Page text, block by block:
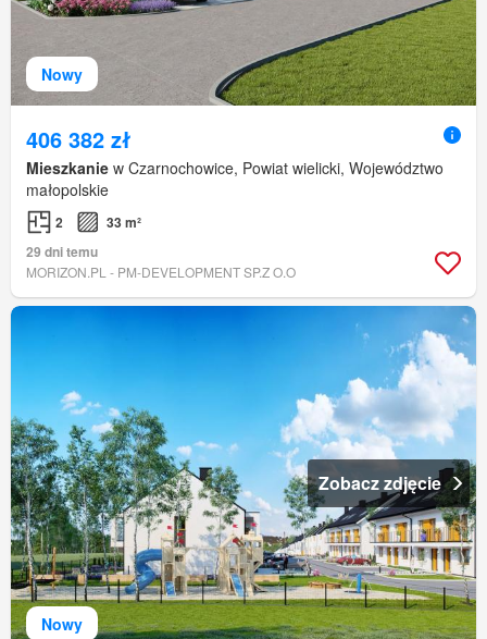
Nowy
406 382 zł
Mieszkanie w Czarnochowice, Powiat wielicki, Województwo
małopolskie
2
33 m²
29 dni temu
MORIZON.PL - PM-DEVELOPMENT SP.Z O.O
Nowy
Zobacz zdjęcie